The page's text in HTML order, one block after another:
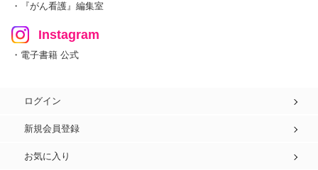
・『がん看護』編集室
Instagram
・電子書籍 公式
ログイン
新規会員登録
お気に入り